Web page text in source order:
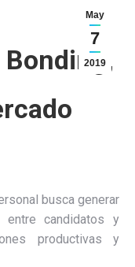
May
7
2019
Bonding,
busca generar
candidatos y
productivas y